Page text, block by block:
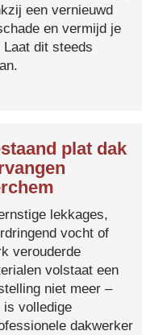
een vernieuwd
en vermijd je
dit steeds
plat dak
lekkages,
vocht of
verouderde
volstaat een
niet meer –
is volledige
dakwerker